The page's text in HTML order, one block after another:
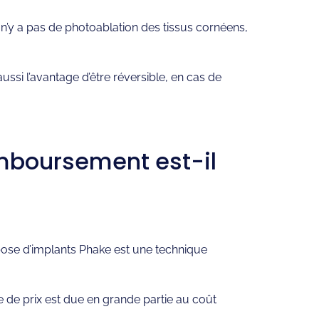
a pas de photoablation des tissus cornéens,
l’avantage d’être réversible, en cas de
est-il
d’implants Phake est une technique
de prix est due en grande partie au coût